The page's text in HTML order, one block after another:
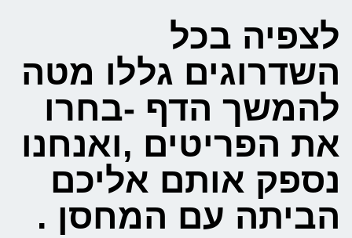
לצפיה בכל
השדרוגים גללו מטה
להמשך הדף -בחרו
את הפריטים ,ואנחנו
נספק אותם אליכם
הביתה עם המחסן .